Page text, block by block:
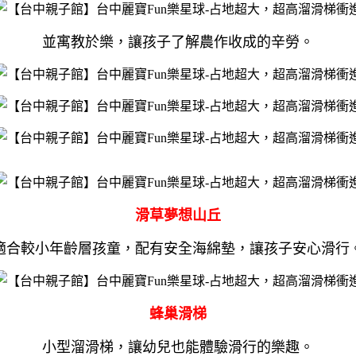
並寓教於樂，讓孩子了解農作收成的辛勞。
滑草夢想山丘
合較小年齡層孩童，配有安全海綿墊，讓孩子安心滑行
蜂巢滑梯
小型溜滑梯，讓幼兒也能體驗滑行的樂趣。